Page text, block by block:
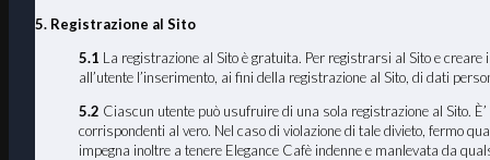
5. Registrazione al Sito
5.1 La registrazione al Sito è gratuita. Per registrarsi al Sito e
all’utente l’inserimento, ai fini della registrazione al Sito, di dati
5.2 Ciascun utente può usufruire di una sola registrazione al Sito.
corrispondenti al vero. Nel caso di violazione di tale divieto, fermo
impegna inoltre a tenere Elegance Cafè indenne e manlevata da